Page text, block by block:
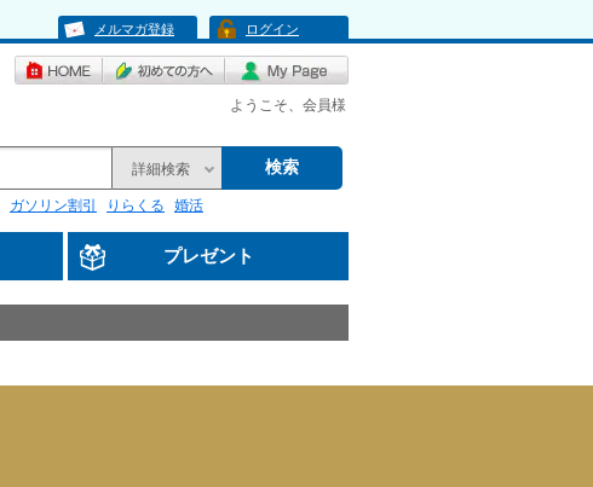
メルマガ登録 ログイン
ようこそ、会員様
詳細検索 検索
ガソリン割引 りらくる 婚活
プレゼント